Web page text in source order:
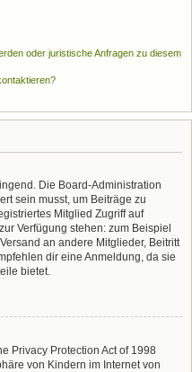
oder juristische Anfragen zu diesem
Die Board-Administration
sein musst, um Beiträge zu
Mitglied Zugriff auf
Verfügung stehen: zum Beispiel
an andere Mitglieder, Beitritt
dir eine Anmeldung, da sie
bietet.
Privacy Protection Act of 1998
von Kindern im Internet von